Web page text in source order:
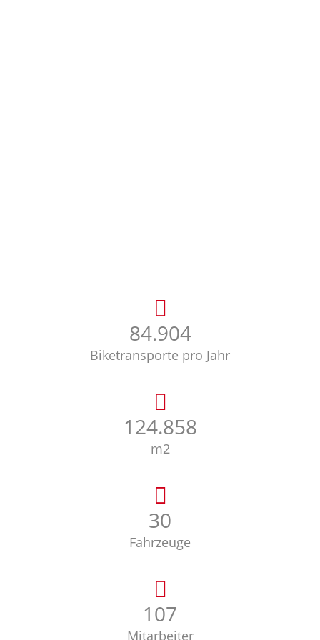
84.974
Biketransporte pro Jahr
124.962
m2
30
Fahrzeuge
107
Mitarbeiter